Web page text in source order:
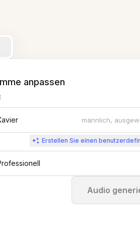
anpassen
männlich,
Erstellen Sie einen
Audio